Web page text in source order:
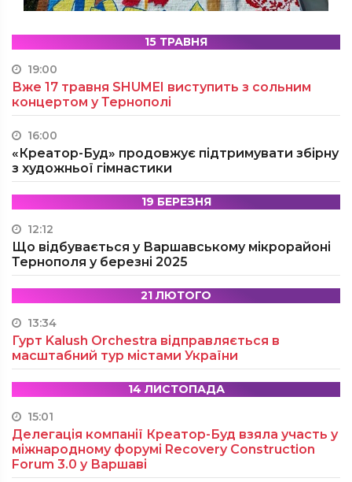
15 ТРАВНЯ
19:00
Вже 17 травня SHUMEI виступить з сольним
концертом у Тернополі
16:00
«Креатор-Буд» продовжує підтримувати збірну
з художньої гімнастики
19 БЕРЕЗНЯ
12:12
Що відбувається у Варшавському мікрорайоні
Тернополя у березні 2025
21 ЛЮТОГО
13:34
Гурт Kalush Orchestra відправляється в
масштабний тур містами України
14 ЛИСТОПАДА
15:01
Делегація компанії Креатор-Буд взяла участь у
міжнародному форумі Recovery Construction
Forum 3.0 у Варшаві